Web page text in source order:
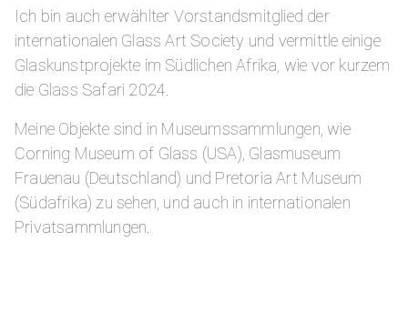
Ich bin auch erwählter Vorstandsmitglied der
internationalen Glass Art Society und vermittle einige
Glaskunstprojekte im Südlichen Afrika, wie vor kurzem
die Glass Safari 2024.
Meine Objekte sind in Museumssammlungen, wie
Corning Museum of Glass (USA), Glasmuseum
Frauenau (Deutschland) und Pretoria Art Museum
(Südafrika) zu sehen, und auch in internationalen
Privatsammlungen.